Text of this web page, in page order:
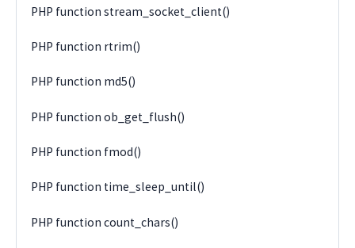
PHP function stream_socket_client()
PHP function rtrim()
PHP function md5()
PHP function ob_get_flush()
PHP function fmod()
PHP function time_sleep_until()
PHP function count_chars()